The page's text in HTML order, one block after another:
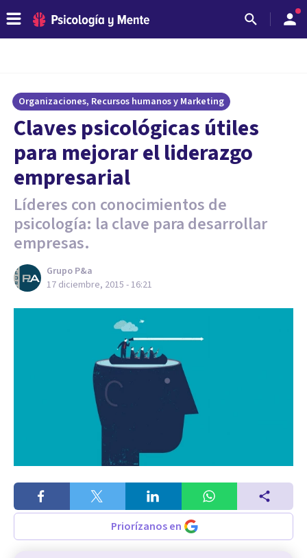
Organizaciones, Recursos humanos y Marketing
Claves psicológicas útiles
para mejorar el liderazgo
empresarial
Líderes con conocimientos de
psicología: la clave para desarrollar
empresas.
Grupo P&a
17 diciembre, 2015 - 16:21
Priorízanos en